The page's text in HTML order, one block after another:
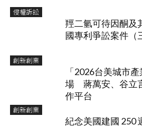
侵權訴訟
羥二氫可待因酮及
國專利爭訟案件（
創新創業
「2026台美城市
場 蔣萬安、谷立
作平台
創新創業
紀念美國建國 250